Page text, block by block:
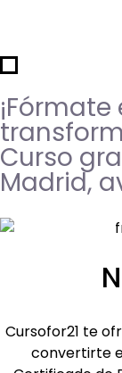
Curso
Madrid,
Cursofor21 te
convertirte